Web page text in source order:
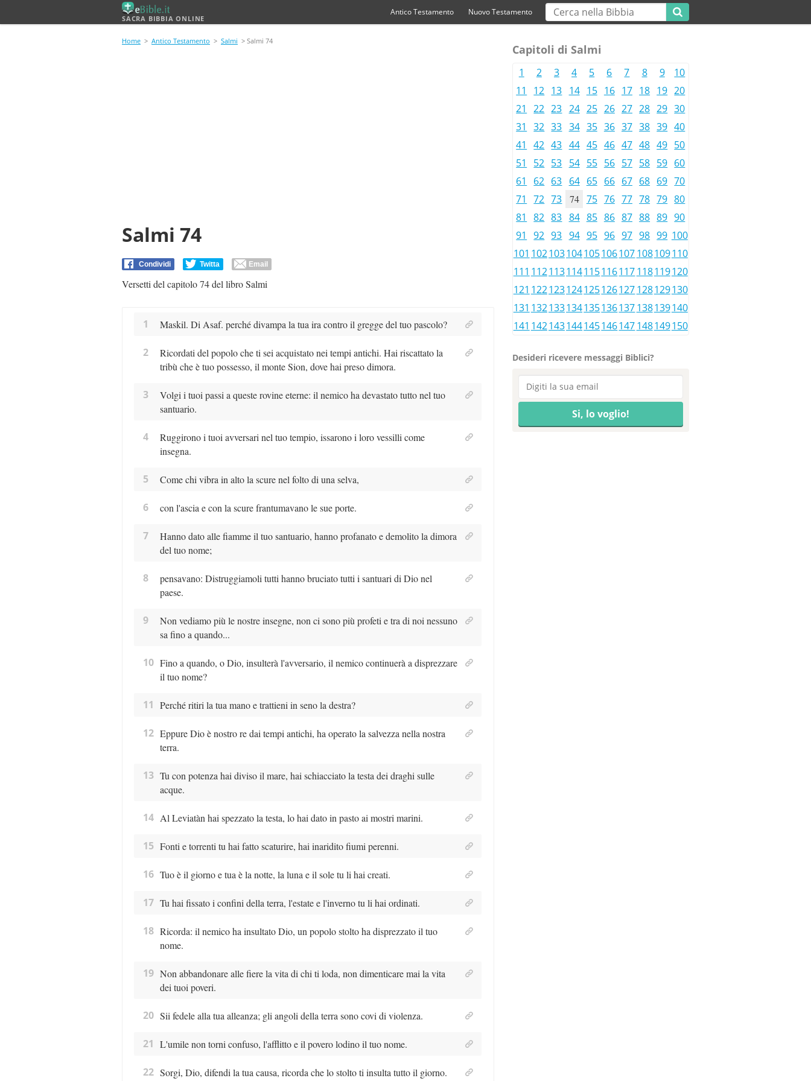
SACRA BIBBIA ONLINE
Antico Testamento Nuovo Testamento
Home > Antico Testamento > Salmi > Salmi 74
Salmi 74
Condividi Twitta Email
Versetti del capitolo 74 del libro Salmi
1 Maskil. Di Asaf. perché divampa la tua ira contro il gregge del tuo pascolo?
2
Ricordati del popolo che ti sei acquistato nei tempi antichi. Hai riscattato la
tribù che è tuo possesso, il monte Sion, dove hai preso dimora.
3
Volgi i tuoi passi a queste rovine eterne: il nemico ha devastato tutto nel tuo
santuario.
4
Ruggirono i tuoi avversari nel tuo tempio, issarono i loro vessilli come
insegna.
5 Come chi vibra in alto la scure nel folto di una selva,
6 con l'ascia e con la scure frantumavano le sue porte.
7
Hanno dato alle fiamme il tuo santuario, hanno profanato e demolito la dimora
del tuo nome;
8
pensavano: Distruggiamoli tutti hanno bruciato tutti i santuari di Dio nel
paese.
9
Non vediamo più le nostre insegne, non ci sono più profeti e tra di noi nessuno
sa fino a quando...
10 Fino a quando, o Dio, insulterà l'avversario, il nemico continuerà a disprezzare
il tuo nome?
11 Perché ritiri la tua mano e trattieni in seno la destra?
12 Eppure Dio è nostro re dai tempi antichi, ha operato la salvezza nella nostra
terra.
13 Tu con potenza hai diviso il mare, hai schiacciato la testa dei draghi sulle
acque.
14 Al Leviatàn hai spezzato la testa, lo hai dato in pasto ai mostri marini.
15 Fonti e torrenti tu hai fatto scaturire, hai inaridito fiumi perenni.
16 Tuo è il giorno e tua è la notte, la luna e il sole tu li hai creati.
17 Tu hai fissato i confini della terra, l'estate e l'inverno tu li hai ordinati.
18 Ricorda: il nemico ha insultato Dio, un popolo stolto ha disprezzato il tuo
nome.
19 Non abbandonare alle fiere la vita di chi ti loda, non dimenticare mai la vita
dei tuoi poveri.
20 Sii fedele alla tua alleanza; gli angoli della terra sono covi di violenza.
21 L'umile non torni confuso, l'afflitto e il povero lodino il tuo nome.
22 Sorgi, Dio, difendi la tua causa, ricorda che lo stolto ti insulta tutto il giorno.
Capitoli di Salmi
1 2 3 4 5 6 7 8 9
10
11
12 13 14 15 16 17 18 19 20
21
22 23 24 25 26 27 28 29 30
31
32 33 34 35 36 37 38 39 40
41
42 43 44 45 46 47 48 49 50
51
52 53 54 55 56 57 58 59 60
61
62 63 64 65 66 67 68 69 70
71
72 73 74 75 76 77 78 79 80
81
82 83 84 85 86 87 88 89 90
91
92 93 94 95 96 97 98 99 100
101 102103104105106107108109110
111 112113114115116117118119120
121 122123124125126127128129130
131 132133134135136137138139140
141 142143144145146147148149150
Desideri ricevere messaggi Biblici?